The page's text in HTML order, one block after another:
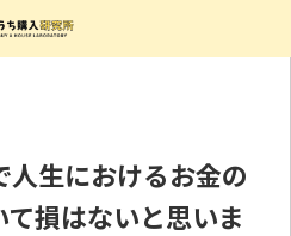
生におけるお金の
損はないと思いま